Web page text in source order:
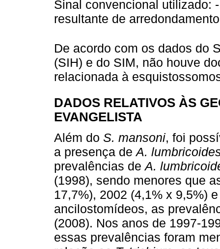
Sinal convencional utilizado:
resultante de
De acordo com os dados do
(SIH) e do SIM, não houve
relacionada à
DADOS RELATIVOS ÀS
EVANGELISTA
Além do S. mansoni, foi
a presença deA.
prevalências deA.
(1998), sendo menores que
17,7%), 2002 (4,1% x 9,5%)
ancilostomídeos, as
(2008). Nos anos de 1997-
essas prevalências foram